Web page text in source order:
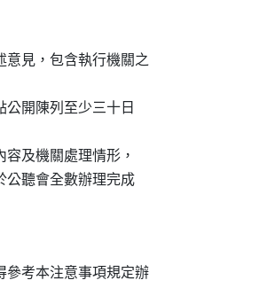
意見，包含執行機關之
公開陳列至少三十日
容及機關處理情形，
公聽會全數辦理完成
參考本注意事項規定辦